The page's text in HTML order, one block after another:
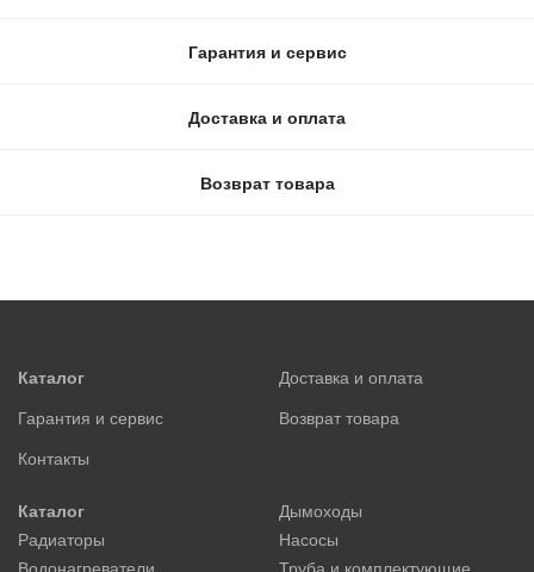
Гарантия и сервис
Доставка и оплата
Возврат товара
Каталог
Доставка и оплата
Гарантия и сервис
Возврат товара
Контакты
Каталог
Дымоходы
Радиаторы
Насосы
Водонагреватели
Труба и комплектующие